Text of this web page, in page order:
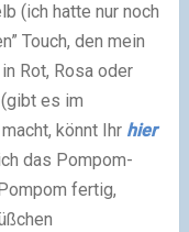
(ich hatte nur noch
Touch, den mein
Rot, Rosa oder
es im
könnt Ihr hier
das Pompom-
fertig,